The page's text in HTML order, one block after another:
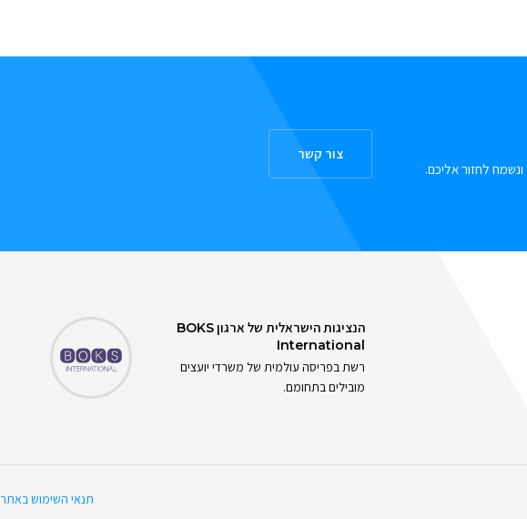
לחזור אליכם.
צור קשר
הנציגות הישראלית של ארגוןBOKS
International
רשת בפריסה עולמית של משרדי יועצים
מובילים בתחומם.
תנאי השימוש באתר